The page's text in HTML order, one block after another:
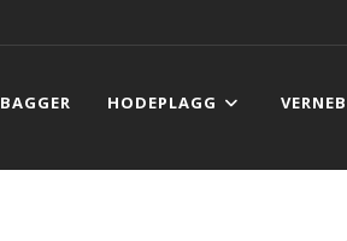
BAGGER HODEPLAGG